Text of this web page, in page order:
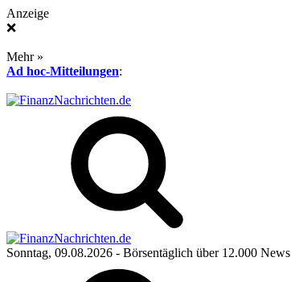
Anzeige
❌
Mehr »
Ad hoc-Mitteilungen:
Sonntag, 09.08.2026 - Börsentäglich über 12.000 News